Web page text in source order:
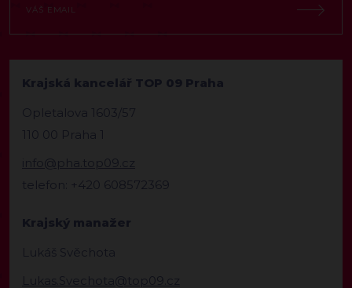
Krajská kancelář TOP 09 Praha
Opletalova 1603/57
110 00 Praha 1
info@pha.top09.cz
telefon: +420 608572369
Krajský manažer
Lukáš Svěchota
Lukas.Svechota@top09.cz